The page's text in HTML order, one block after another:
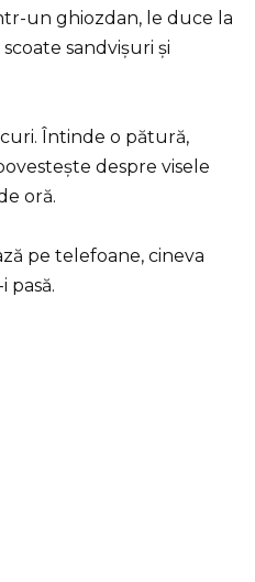
un ghiozdan, le duce la
sandvișuri și
Întinde o pătură,
despre visele
oră.
pe telefoane, cineva
pasă.